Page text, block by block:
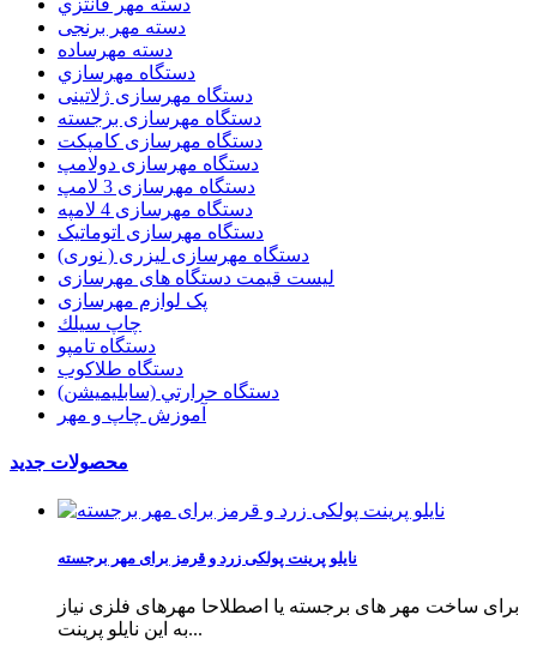
دسته مهر برنجی
دسته مهرساده
دستگاه مهرسازي
دستگاه مهرسازی ژلاتینی
دستگاه مهرسازی برجسته
دستگاه مهرسازی کامپکت
دستگاه مهرسازی دولامپ
دستگاه مهرسازی 3 لامپ
دستگاه مهرسازی 4 لامپه
دستگاه مهرسازی اتوماتیک
دستگاه مهرسازی لیزری ( نوری)
لیست قیمت دستگاه های مهرسازی
پک لوازم مهرسازی
چاپ سيلك
دستگاه تامپو
دستگاه طلاکوب
دستگاه حرارتي (سابليميشن)
آموزش چاپ و مهر
محصولات جدید
نایلو پرینت پولکی زرد و قرمز برای مهر برجسته
برای ساخت مهر های برجسته یا اصطلاحا مهرهای فلزی نیاز
به این نایلو پرینت...